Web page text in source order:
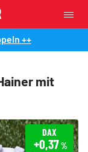
++
mit
DAX
+0,37%